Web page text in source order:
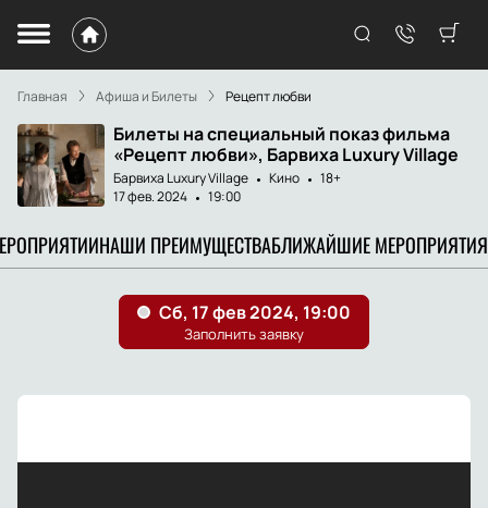
Главная Афиша и Билеты Рецепт любви
Билеты на специальный показ фильма
«Рецепт любви», Барвиха Luxury Village
Барвиха Luxury Village Кино
18+
17 фев. 2024
19:00
НАШИ ПРЕИМУЩЕСТВАБЛИЖАЙШИЕ МЕРОПРИЯТИЯ